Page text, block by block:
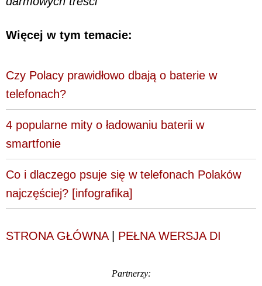
Więcej w tym temacie:
Czy Polacy prawidłowo dbają o baterie w
telefonach?
4 popularne mity o ładowaniu baterii w
smartfonie
Co i dlaczego psuje się w telefonach Polaków
najczęściej? [infografika]
STRONA GŁÓWNA| PEŁNA WERSJA DI
Partnerzy: